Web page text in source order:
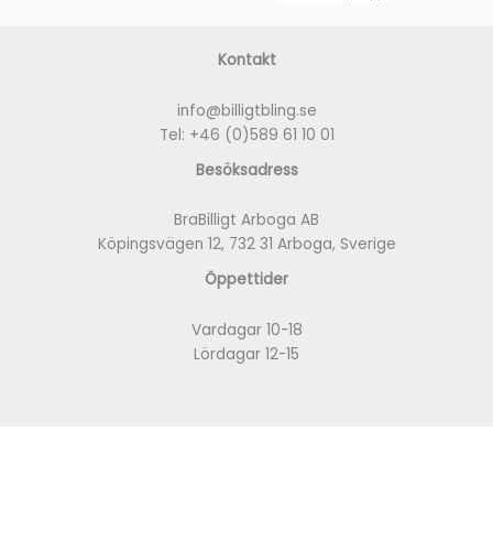
Kontakt
info@billigtbling.se
Tel: +46 (0)589 61 10 01
Besöksadress
BraBilligt Arboga AB
Köpingsvägen 12, 732 31 Arboga, Sverige
Öppettider
Vardagar 10-18
Lördagar 12-15